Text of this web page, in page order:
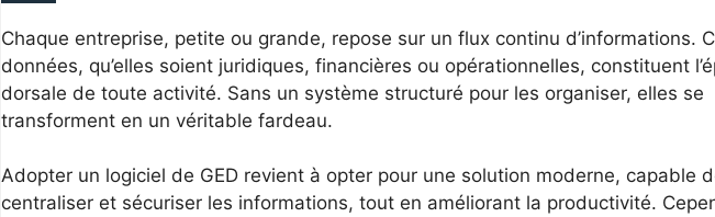
Chaque entreprise, petite ou grande, repose sur un flux continu d’informations.
données, qu’elles soient juridiques, financières ou opérationnelles, constituent
dorsale de toute activité. Sans un système structuré pour les organiser, elles se
transforment en un véritable fardeau.
Adopter un logiciel de GED revient à opter pour une solution moderne, capable
centraliser et sécuriser les informations, tout en améliorant la productivité.